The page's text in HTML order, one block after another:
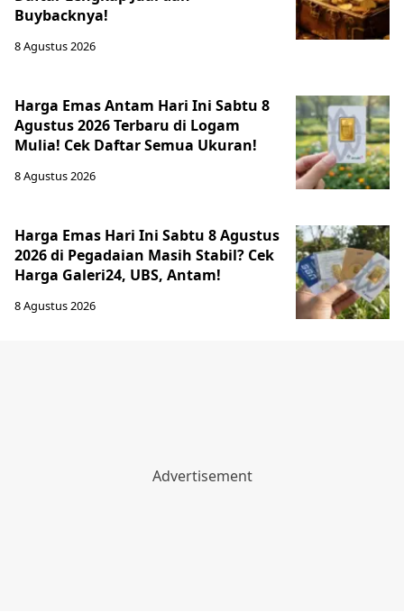
Buybacknya!
8 Agustus 2026
Harga Emas Antam Hari Ini Sabtu 8
Agustus 2026 Terbaru di Logam
Mulia! Cek Daftar Semua Ukuran!
8 Agustus 2026
Harga Emas Hari Ini Sabtu 8 Agustus
2026 di Pegadaian Masih Stabil? Cek
Harga Galeri24, UBS, Antam!
8 Agustus 2026